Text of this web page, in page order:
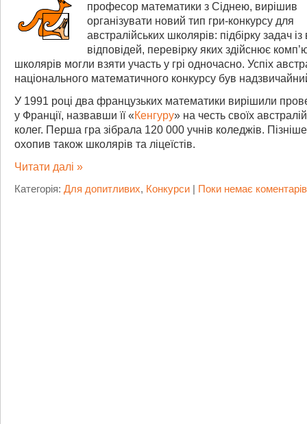
професор математики з Сіднею, вирішив
організувати новий тип гри-конкурсу для
австралійських школярів: підбірку задач
відповідей, перевірку яких здійснює
школярів могли взяти участь у грі одночасно. Успіх
національного математичного конкурсу був
У 1991 році два французьких математики вирішили
у Франції, назвавши її «Кенгуру» на честь своїх
колег. Перша гра зібрала 120 000 учнів коледжів.
охопив також школярів та ліцеїстів.
Читати далі »
Категорія: Для допитливих, Конкурси Поки немає